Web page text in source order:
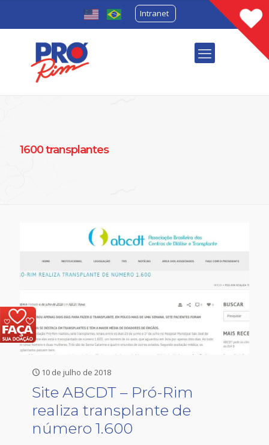
Intranet
1600 transplantes
10 de julho de 2018
Site ABCDT – Pró-Rim
realiza transplante de
número 1.600